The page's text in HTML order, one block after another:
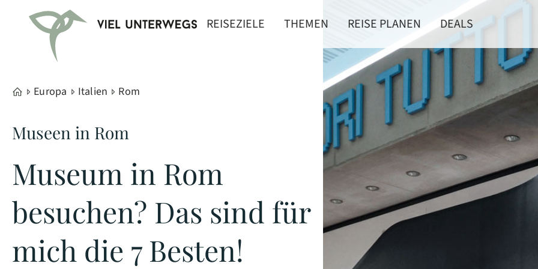
REISEZIELE THEMEN REISE PLANEN DEALS
Europa Italien Rom
Museen in Rom
Museum in Rom
besuchen? Das sind für
mich die 7 Besten!